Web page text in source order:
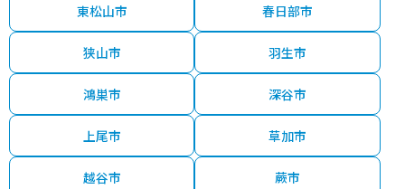
万円 志木 82万円 2021年第１四半期
万円 志木 71万円 2021年第１四半期
2,800万円 210.00㎡ 2021年第１四半期
2,400万円 志木 15分 75.00㎡ 110万円 2020年第４四半期
東松山市 春日部市
狭山市 羽生市
鴻巣市 深谷市
上尾市 草加市
越谷市 蕨市